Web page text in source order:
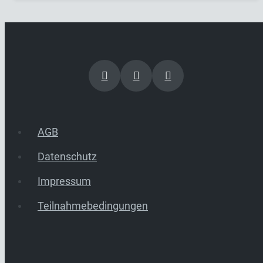
AGB
Datenschutz
Impressum
Teilnahmebedingungen